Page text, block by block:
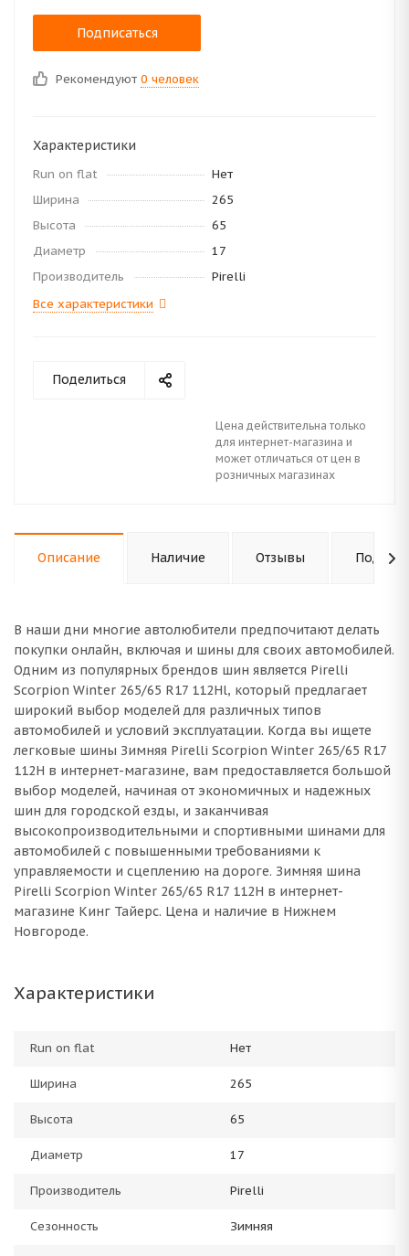
Подписаться
Рекомендуют 0 человек
Характеристики
Run on flat
Нет
Ширина
265
Высота
65
Диаметр
17
Производитель
Pirelli
Все характеристики
Поделиться
Цена действительна только
для интернет-магазина и
может отличаться от цен в
розничных магазинах
Описание Наличие Отзывы
В наши дни многие автолюбители предпочитают делать
покупки онлайн, включая и шины для своих автомобилей.
Одним из популярных брендов шин является Pirelli
Scorpion Winter 265/65 R17 112Hl, который предлагает
широкий выбор моделей для различных типов
автомобилей и условий эксплуатации. Когда вы ищете
легковые шины Зимняя Pirelli Scorpion Winter 265/65 R17
112H в интернет-магазине, вам предоставляется большой
выбор моделей, начиная от экономичных и надежных
шин для городской езды, и заканчивая
высокопроизводительными и спортивными шинами для
автомобилей с повышенными требованиями к
управляемости и сцеплению на дороге. Зимняя шина
Pirelli Scorpion Winter 265/65 R17 112H в интернет-
магазине Кинг Тайерс. Цена и наличие в Нижнем
Новгороде.
Характеристики
Run on flat Нет
Ширина 265
Высота 65
Диаметр 17
Производитель Pirelli
Сезонность Зимняя